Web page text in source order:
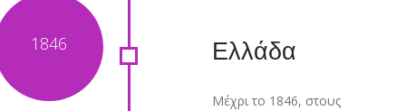
Ελλάδα
Μέχρι το 1846, στους